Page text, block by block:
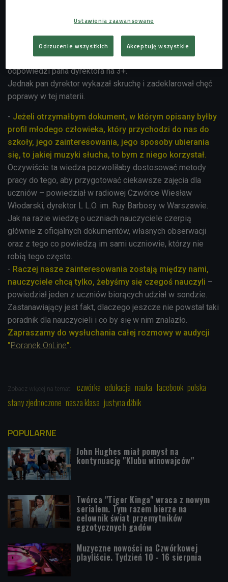
Jak widać poradnik bardzo by się przydał wszystkim
odpowiedzi.
Prowadząca Justyna Dżbik i redaktor Prośniewski ocenili
odpowiedzi pana dyrektora na 3+.
Jednak pan dyrektor wykazał skruchę i zadeklarował chęć
poprawy w tej materii.
- Jeżeli otrzymałbym dokument, w którym opisany byłby
profil młodego człowieka, który przychodzi do nas do
szkoły, jego zainteresowania, jego sposoby ubierania
się, to jakiej muzyki słucha, to bym z niego korzystał.
Oczywiście ta wiedza pozwoliłaby dostosować metody
pracy do tego, aby przygotować ciekawsze zajęcia dla
uczniów – powiedział w radiowej Czwórce Wiesław
Włodarski, dyrektor L L.O. im. Ruy Barbosy w Warszawie.
Jak na razie wiedzę o uczniach nauczyciele czerpią
głównie z oficjalnych dokumentów, własnych obserwacji
oraz z tego co powiedzą im sami uczniowie, którzy nie
robią tego często.
- Raczej nasze zainteresowania zostają między nami,
nauczyciele chcą tylko, żebyśmy się czegoś nauczyli –
powiedział jeden z uczniów biorących udział w sondzie.
Zastanawiający jest fakt, dlaczego jeszcze nie powstał taki
poradnik dla nauczycieli i co by się w nim znalazło.
Zapraszamy do wysłuchania całej rozmowy w audycji
"Poranek OnLine".
Zobacz więcej na temat: czwórka edukacja nauka facebook polska
stany zjednoczone nasza klasa justyna dżbik
POPULARNE
John Hughes miał pomysł na
kontynuację "Klubu winowajców"
Twórca "Tiger Kinga" wraca z nowym
serialem. Tym razem bierze na
celownik świat przemytników
egzotycznych gadów
Muzyczne nowości na Czwórkowej
playliście. Tydzień 10 - 16 sierpnia
Ustawienia zaawansowane
Odrzucenie wszystkich Akceptuję wszystkie